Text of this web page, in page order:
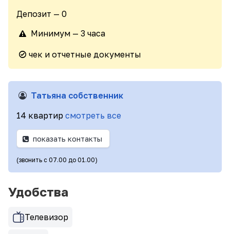
Депозит — 0
Минимум — 3 часа
чек и отчетные документы
Татьяна собственник
14 квартир смотреть все
показать контакты
(звонить с 07.00 до 01.00)
Удобства
Телевизор